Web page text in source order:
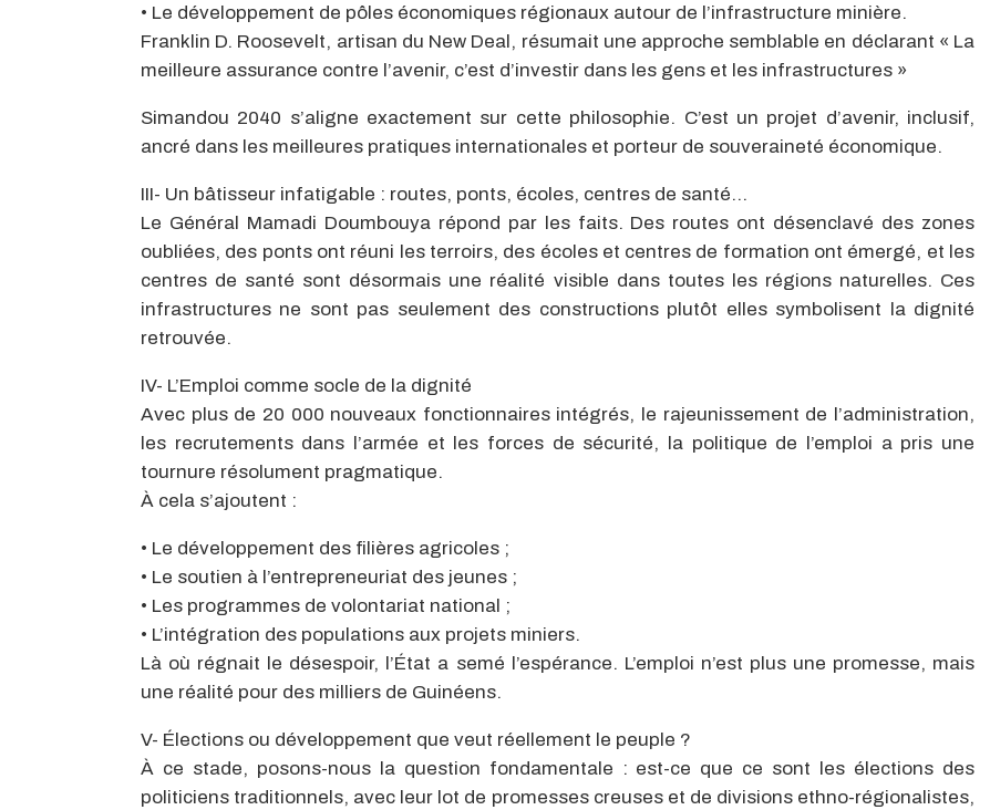
• Le développement de pôles économiques régionaux autour de l’infrastructure minière.
Franklin D. Roosevelt, artisan du New Deal, résumait une approche semblable en déclarant « La
meilleure assurance contre l’avenir, c’est d’investir dans les gens et les infrastructures »
Simandou 2040 s’aligne exactement sur cette philosophie. C’est un projet d’avenir, inclusif,
ancré dans les meilleures pratiques internationales et porteur de souveraineté économique.
III- Un bâtisseur infatigable : routes, ponts, écoles, centres de santé…
Le Général Mamadi Doumbouyarépond par les faits. Des routes ont désenclavé des zones
oubliées, des ponts ont réuni les terroirs, des écoles et centres de formation ont émergé, et les
centres de santé sont désormais une réalité visible dans toutes les régions naturelles. Ces
infrastructures ne sont pas seulement des constructions plutôt elles symbolisent la dignité
retrouvée.
IV- L’Emploi comme socle de la dignité
Avec plus de 20 000 nouveaux fonctionnaires intégrés, le rajeunissement de l’administration,
les recrutements dans l’armée et les forces de sécurité, la politique de l’emploi a pris une
tournure résolument pragmatique.
À cela s’ajoutent :
• Le développement des filières agricoles ;
• Le soutien à l’entrepreneuriat des jeunes ;
• Les programmes de volontariat national ;
• L’intégration des populations aux projets miniers.
Là où régnait le désespoir, l’État a semé l’espérance. L’emploi n’est plus une promesse, mais
une réalité pour des milliers de Guinéens.
V- Élections ou développement que veut réellement le peuple ?
À ce stade, posons-nous la question fondamentale : est-ce que ce sont les élections des
politiciens traditionnels, avec leur lot de promesses creuses et de divisions ethno-régionalistes,